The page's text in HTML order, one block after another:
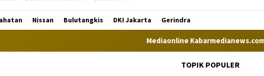
Nissan Bulutangkis DKI Jakarta Gerindra
Mediaonline Kabarmedianews.com Adalah
TOPIK POPULER